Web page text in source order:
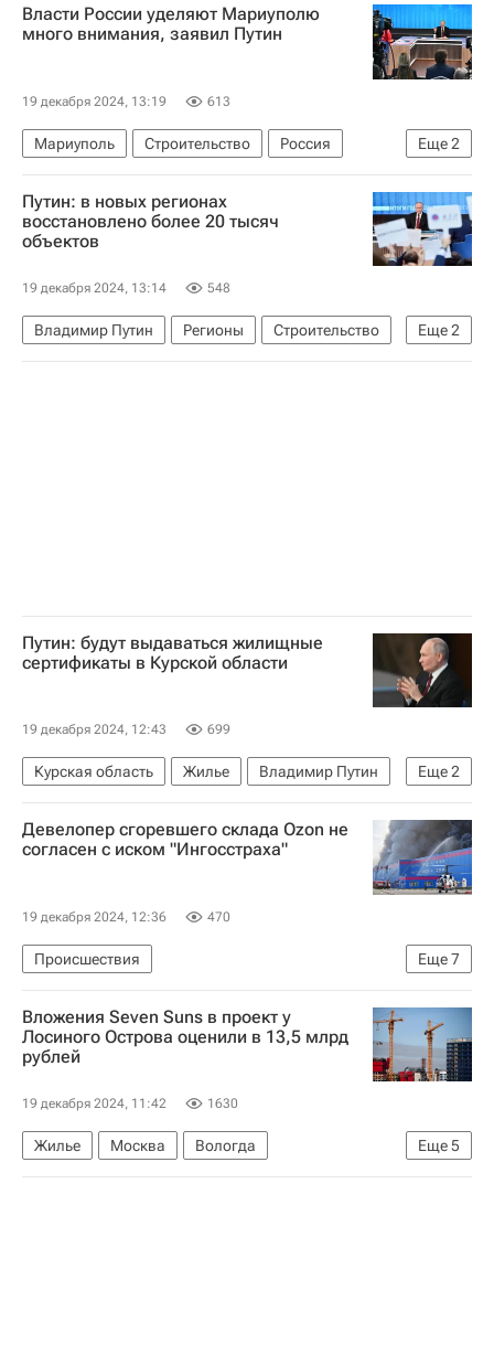
Прямая линия с Владимиром Путиным — 2024
Власти России уделяют Мариуполю
много внимания, заявил Путин
19 декабря 2024, 13:19 613
Еще2
Мариуполь Строительство
Россия
Владимир Путин
Прямая линия с Владимиром Путиным — 2024
Путин: в новых регионах
восстановлено более 20 тысяч
объектов
19 декабря 2024, 13:14 548
Еще2
Владимир Путин Регионы
Строительство
Прямая линия с Владимиром Путиным — 2024
Путин: будут выдаваться жилищные
сертификаты в Курской области
19 декабря 2024, 12:43 699
Еще2
Курская область Жилье
Владимир Путин
Россия
Прямая линия с Владимиром Путиным — 2024
Девелопер сгоревшего склада Ozon не
согласен с иском "Ингосстраха"
19 декабря 2024, 12:36 470
Еще7
Происшествия
Московская область (Подмосковье)
Москва
Россия
Ozon Ингосстрах
Склады
Коммерческая недвижимость
Вложения Seven Suns в проект у
Лосиного Острова оценили в 13,5 млрд
рублей
19 декабря 2024, 11:42 1630
Еще5
Жилье Москва
Вологда
Санкт-Петербург
Capital Group
ПИК